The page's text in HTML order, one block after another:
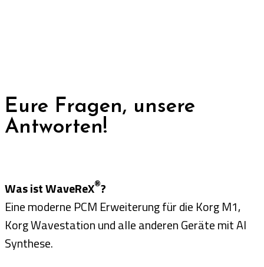
Eure Fragen, unsere
Antworten!
Was ist WaveReX®?
Eine moderne PCM Erweiterung für die Korg M1,
Korg Wavestation und alle anderen Geräte mit AI
Synthese.